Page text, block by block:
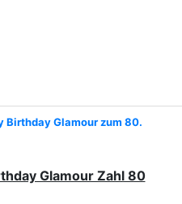
Birthday Glamour zum 80.
Glamour Zahl 80